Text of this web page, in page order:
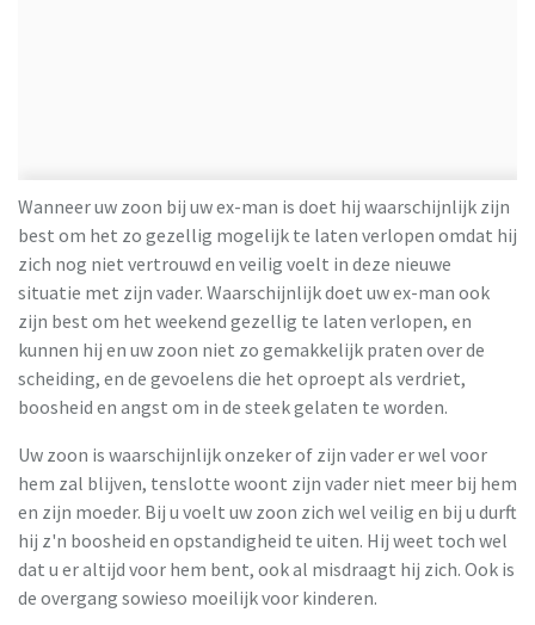
Wanneer uw zoon bij uw ex-man is doet hij waarschijnlijk zijn
best om het zo gezellig mogelijk te laten verlopen omdat hij
zich nog niet vertrouwd en veilig voelt in deze nieuwe
situatie met zijn vader. Waarschijnlijk doet uw ex-man ook
zijn best om het weekend gezellig te laten verlopen, en
kunnen hij en uw zoon niet zo gemakkelijk praten over de
scheiding, en de gevoelens die het oproept als verdriet,
boosheid en angst om in de steek gelaten te worden.
Uw zoon is waarschijnlijk onzeker of zijn vader er wel voor
hem zal blijven, tenslotte woont zijn vader niet meer bij hem
en zijn moeder. Bij u voelt uw zoon zich wel veilig en bij u durft
hij z'n boosheid en opstandigheid te uiten. Hij weet toch wel
dat u er altijd voor hem bent, ook al misdraagt hij zich. Ook is
de overgang sowieso moeilijk voor kinderen.